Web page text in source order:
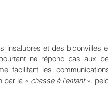
insalubres et des bidonvilles
ne répond pas aux
facilitant les
par la « chasse à l’enfant »,